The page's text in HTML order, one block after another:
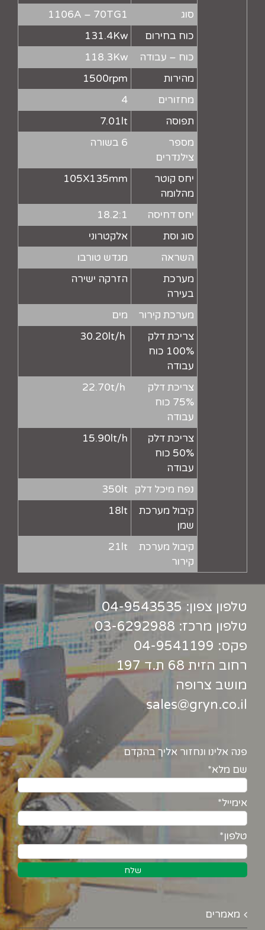
סוג
1106A – 70TG1
כוח בחירום
131.4Kw
כוח – עבודה
118.3Kw
מהירות
1500rpm
מחזורים
4
תפוסה
7.01lt
מספר
צילנדרים
6 בשורה
יחס קוטר
מהלומה
105X135mm
יחס דחיסה
18.2:1
סוג וסת
אלקטרוני
השראה
מגדש טורבו
מערכת
בעירה
הזרקה ישירה
מערכת קירור
מים
צריכת דלק
100% כוח
עבודה
צריכת דלק
75% כוח
עבודה
צריכת דלק
50% כוח
עבודה
15.90lt/h
נפח מיכל דלק
350lt
קיבול מערכת
שמן
18lt
קיבול מערכת
קירור
21lt
טלפון צפון: 04-9543535
טלפון מרכז: 03-6292988
פקס: 04-9541199
רחוב הזית 68 ת.ד 197
מושב צרופה
sales@gryn.co.il
פנה אלינו ונחזור אליך בהקדם
שם מלא*
אימייל*
טלפון*
מאמרים